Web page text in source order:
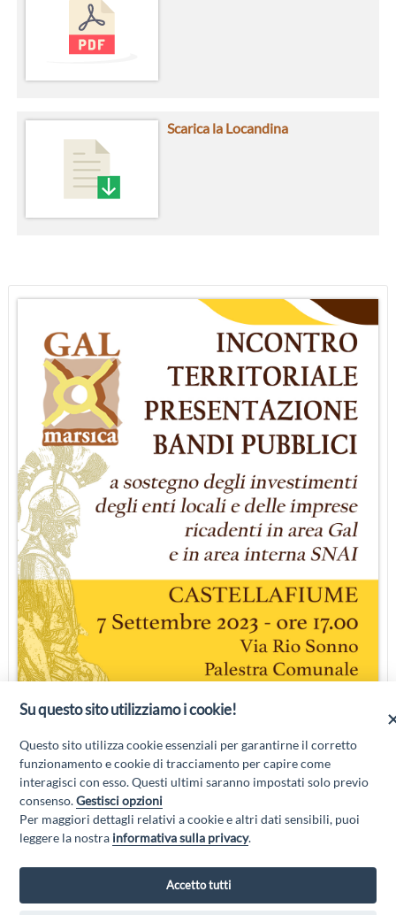
Scarica la Locandina
Su questo sito utilizziamo i cookie!
Questo sito utilizza cookie essenziali per garantirne il corretto
funzionamento e cookie di tracciamento per capire come
interagisci con esso. Questi ultimi saranno impostati solo previo
consenso.Gestisci opzioni
Per maggiori dettagli relativi a cookie e altri dati sensibili, puoi
leggere la nostra informativa sulla privacy.
Accetto tutti